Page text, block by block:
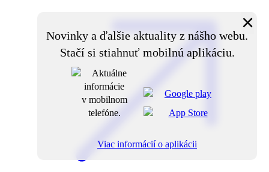
Novinky a ďalšie aktuality z nášho webu.
Stačí si stiahnuť mobilnú aplikáciu.
×
Viac informácií o aplikácii